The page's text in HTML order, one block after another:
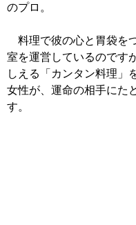
のプロ。
料理で彼の心と胃袋を
室を運営しているのです
しえる「カンタン料理」
女性が、運命の相手にた
す。